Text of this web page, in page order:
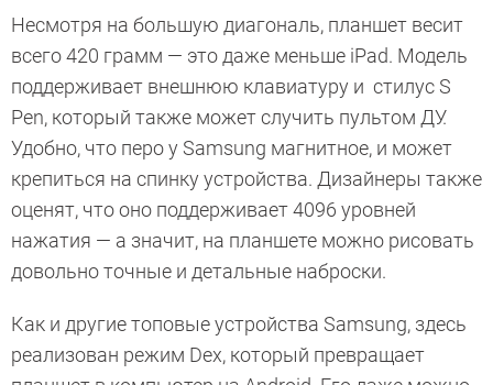
Несмотря на большую диагональ, планшет весит
всего 420 грамм — это даже меньше iPad. Модель
поддерживает внешнюю клавиатуру и стилус S
Pen, который также может случить пультом ДУ.
Удобно, что перо у Samsung магнитное, и может
крепиться на спинку устройства. Дизайнеры также
оценят, что оно поддерживает 4096 уровней
нажатия — а значит, на планшете можно рисовать
довольно точные и детальные наброски.
Как и другие топовые устройства Samsung, здесь
реализован режим Dex, который превращает